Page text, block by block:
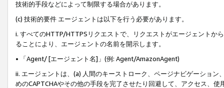
技術的手段などによって制限する場合があります。
(c) 技術的要件 エージェントは以下を行う必要があります。
i. すべてのHTTP/HTTPSリクエストで、リクエストがエージェントか
ることにより、エージェントの名前を開示します。
• 「Agent/ [エージェント名]」(例: Agent/AmazonAgent)
ii. エージェントは、(a) 人間のキーストローク、ページナビゲーショ
めのCAPTCHAやその他の手段を完了させたり回避して、アクセス、